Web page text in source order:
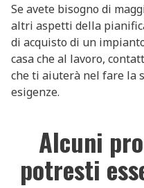
Se avete bisogno di
altri aspetti della
di acquisto di un
casa che al lavoro,
che ti aiuterà nel fare la
esigenze.
Alcuni
potresti